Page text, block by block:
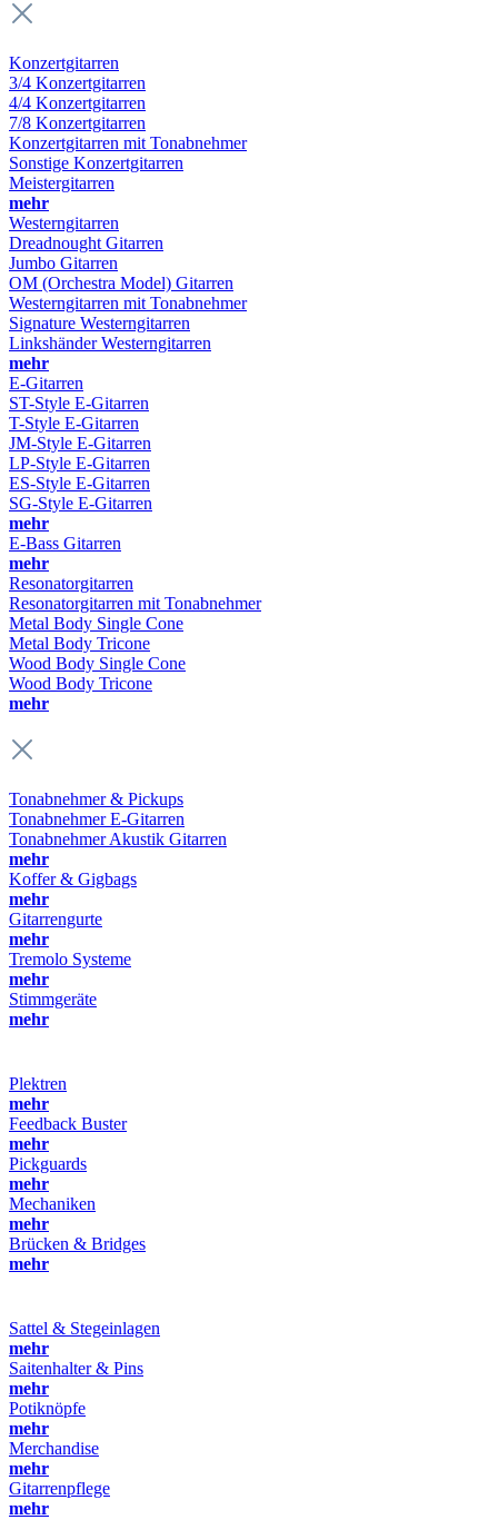
Konzertgitarren
3/4 Konzertgitarren
4/4 Konzertgitarren
7/8 Konzertgitarren
Konzertgitarren mit Tonabnehmer
Sonstige Konzertgitarren
Meistergitarren
mehr
Westerngitarren
Dreadnought Gitarren
Jumbo Gitarren
OM (Orchestra Model) Gitarren
Westerngitarren mit Tonabnehmer
Signature Westerngitarren
Linkshänder Westerngitarren
mehr
E-Gitarren
ST-Style E-Gitarren
T-Style E-Gitarren
JM-Style E-Gitarren
LP-Style E-Gitarren
ES-Style E-Gitarren
SG-Style E-Gitarren
mehr
E-Bass Gitarren
mehr
Resonatorgitarren
Resonatorgitarren mit Tonabnehmer
Metal Body Single Cone
Metal Body Tricone
Wood Body Single Cone
Wood Body Tricone
mehr
Tonabnehmer & Pickups
Tonabnehmer E-Gitarren
Tonabnehmer Akustik Gitarren
mehr
Koffer & Gigbags
mehr
Gitarrengurte
mehr
Tremolo Systeme
mehr
Stimmgeräte
mehr
Plektren
mehr
Feedback Buster
mehr
Pickguards
mehr
Mechaniken
mehr
Brücken & Bridges
mehr
Sattel & Stegeinlagen
mehr
Saitenhalter & Pins
mehr
Potiknöpfe
mehr
Merchandise
mehr
Gitarrenpflege
mehr